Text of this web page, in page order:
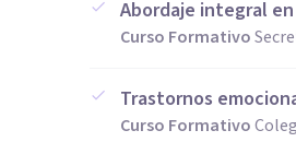
Abordaje integral
Curso Formativo
Trastornos
Curso Formativo